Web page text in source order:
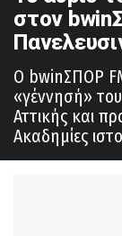
στον
Ο bwinΣΠΟΡ
«γέννησή»
Αττικής και
Ακαδημίες